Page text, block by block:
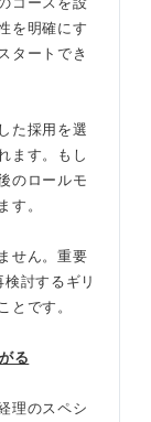
を明確にす
タートでき
た採用を選
ます。もし
のロールモ
す。
せん。重要
討するギリ
とです。
る
理のスペシ